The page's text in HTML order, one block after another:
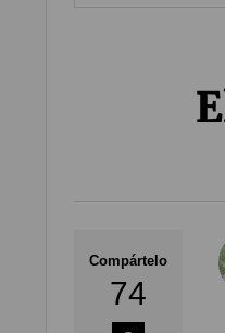
Compártelo
74